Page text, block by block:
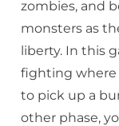
zombies, and
monsters as
liberty. In this
fighting where
to pick up a
other phase,